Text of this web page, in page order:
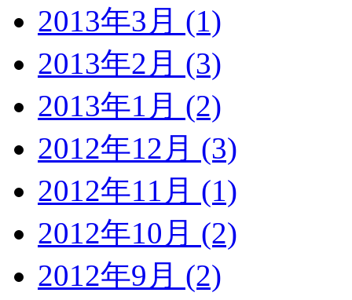
2013年3月 (1)
2013年2月 (3)
2013年1月 (2)
2012年12月 (3)
2012年11月 (1)
2012年10月 (2)
2012年9月 (2)